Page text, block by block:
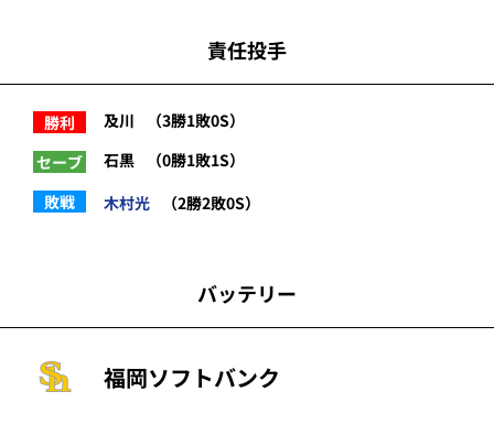
責任投手
勝利 及川
（3勝1敗0S）
セーブ
石黒
（0勝1敗1S）
敗戦
木村光 （2勝2敗0S）
バッテリー
福岡ソフトバンク